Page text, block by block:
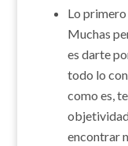
Lo primero
Muchas
es darte
todo lo
como es,
encontrar